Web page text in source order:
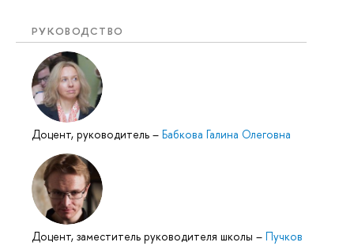
РУКОВОДСТВО
Доцент, руководитель – Бабкова Галина Олеговна
Доцент, заместитель руководителя школы – Пучков